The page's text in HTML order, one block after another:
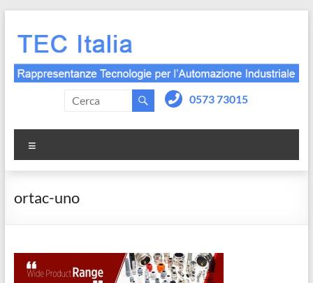
contenuto
0573 73015
ortac-uno